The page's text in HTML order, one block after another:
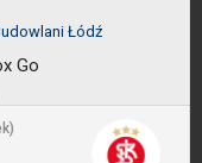
Łódź
Go